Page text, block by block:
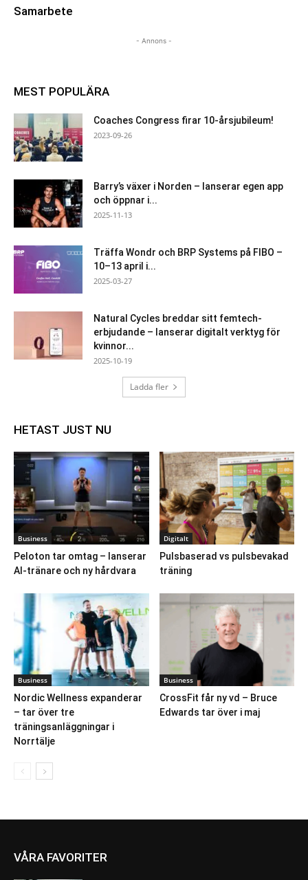
Samarbete
- Annons -
MEST POPULÄRA
Coaches Congress firar 10-årsjubileum!
2023-09-26
Barry’s växer i Norden – lanserar egen app
och öppnar i...
2025-11-13
Träffa Wondr och BRP Systems på FIBO –
10–13 april i...
2025-03-27
Natural Cycles breddar sitt femtech-
erbjudande – lanserar digitalt verktyg för
kvinnor...
2025-10-19
Ladda fler
HETAST JUST NU
Business
Peloton tar omtag – lanserar
AI-tränare och ny hårdvara
Digitalt
Pulsbaserad vs pulsbevakad
träning
Business
Nordic Wellness expanderar
– tar över tre
träningsanläggningar i
Norrtälje
Business
CrossFit får ny vd – Bruce
Edwards tar över i maj
VÅRA FAVORITER